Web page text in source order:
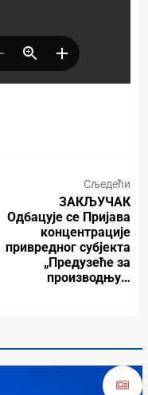
Сљедећи
ЗАКЉУЧАК
Одбацује се Пријава
концентрације
привредног субјекта
„Предузеће за
производњу…